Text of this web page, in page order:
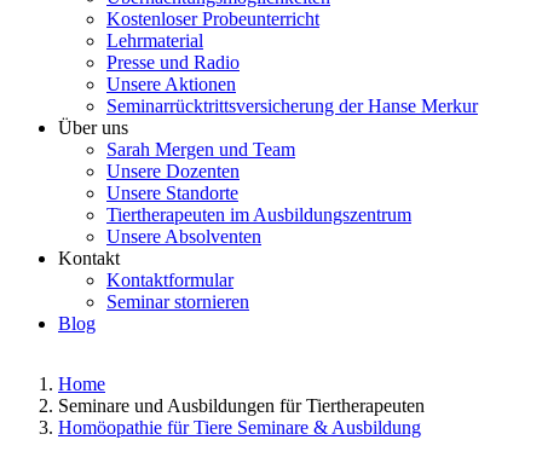
Kostenloser Probeunterricht
Lehrmaterial
Presse und Radio
Unsere Aktionen
Seminarrücktrittsversicherung der Hanse Merkur
Über uns
Sarah Mergen und Team
Unsere Dozenten
Unsere Standorte
Tiertherapeuten im Ausbildungszentrum
Unsere Absolventen
Kontakt
Kontaktformular
Seminar stornieren
Blog
Home
Seminare und Ausbildungen für Tiertherapeuten
Homöopathie für Tiere Seminare & Ausbildung